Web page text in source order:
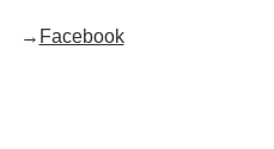
Facebook